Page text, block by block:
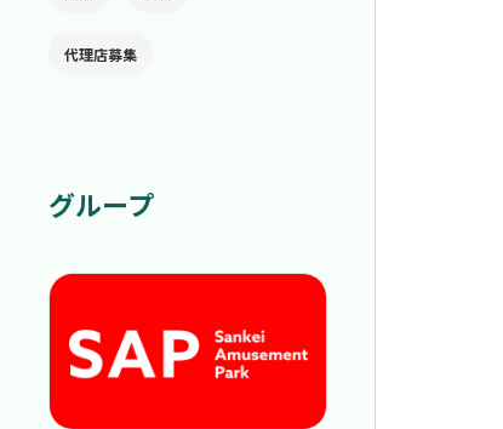
代理店募集
グループ